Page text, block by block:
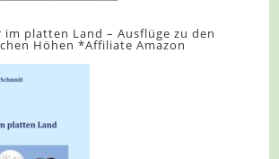
platten Land – Ausflüge zu den
Höhen *Affiliate Amazon